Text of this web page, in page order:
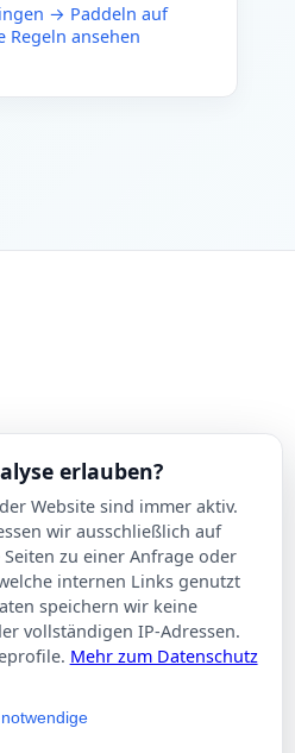
→ Paddeln auf
Regeln ansehen
erlauben?
Website sind immer aktiv.
wir ausschließlich auf
zu einer Anfrage oder
internen Links genutzt
speichern wir keine
vollständigen IP-Adressen.
Mehr zum Datenschutz